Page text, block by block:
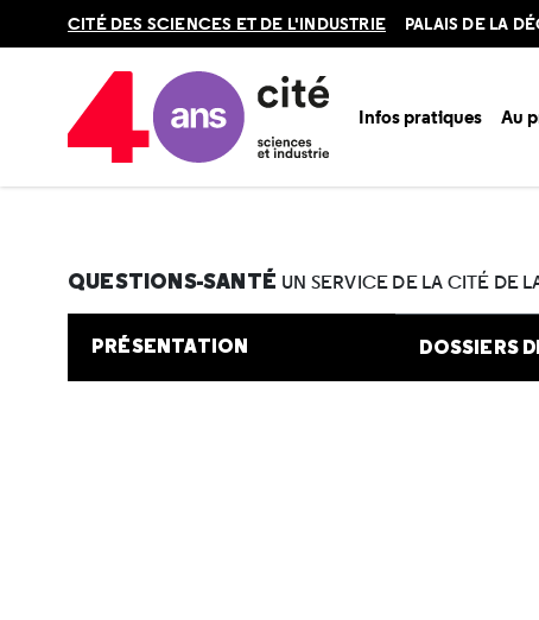
en
CITÉ DES SCIENCES ET DE L'INDUSTRIE PALAIS DE LA
Infos pratiques Au
Accueil Au programme
QUESTIONS-SANTÉ UN SERVICE DE LA CITÉ DE
PRÉSENTATION DOSSIERS